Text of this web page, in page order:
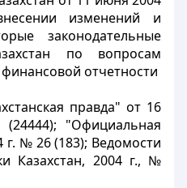
изменений и
законодательные
по вопросам
финансовой отчетности
правда" от 16
"Официальная
г. № 26 (183); Ведомости
Казахстан, 2004 г., №